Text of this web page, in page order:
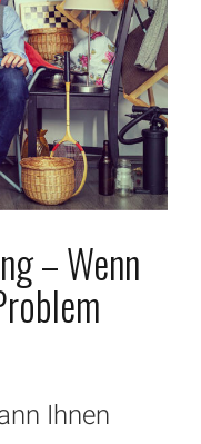
– Wenn
Ihnen